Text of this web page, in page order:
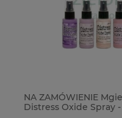
NA ZAMÓWIENIE
Distress Oxide Spray